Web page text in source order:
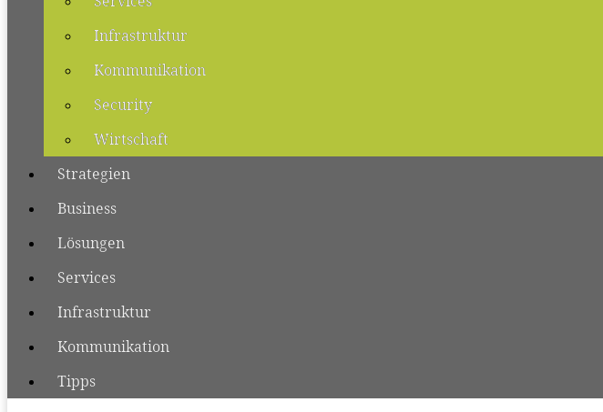
Infrastruktur
Kommunikation
Security
Wirtschaft
Strategien
Business
Lösungen
Services
Infrastruktur
Kommunikation
Tipps